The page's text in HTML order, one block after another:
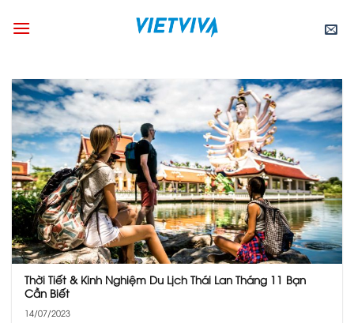
Thời Tiết & Kinh Nghiệm Du Lịch Thái Lan Tháng 11 Bạn
Cần Biết
14/07/2023